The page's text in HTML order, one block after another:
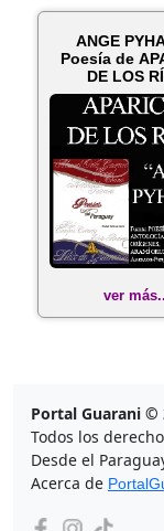
ANGE
Poesía de
DE LOS
ver
Portal Guarani ©
Todos los
Desde el
Acerca de